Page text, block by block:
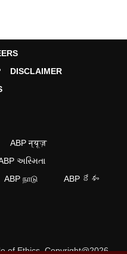
DISCLAIMER
ABP न्यूज़
અસ્મિતા
ABP நாடு ABP దేశం
of Ethics.Copyright@2026.
experience, analyze